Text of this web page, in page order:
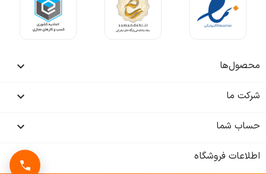
محصول‌ها 
شرکت ما 
حساب شما 
اطلاعات فروشگاه keyboard_arrow_down